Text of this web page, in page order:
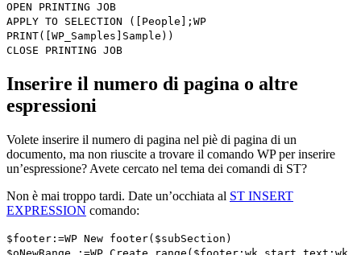
OPEN PRINTING JOB
APPLY TO SELECTION ( [People] ; WP
PRINT( [WP_Samples]Sample ))
CLOSE PRINTING JOB
Inserire il numero di pagina o altre
espressioni
Volete inserire il numero di pagina nel piè di pagina di un
documento, ma non riuscite a trovare il comando WP per inserire
un’espressione? Avete cercato nel tema dei comandi di ST?
Non è mai troppo tardi. Date un’occhiata al ST INSERT
EXPRESSION comando:
$footer :=WP New footer( $subSection )